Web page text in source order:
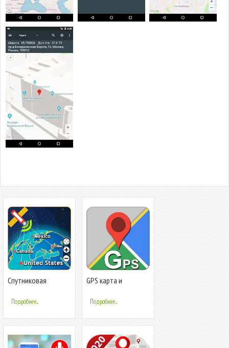
Спутниковая
карта маршрутов
Подробнее...
GPS карта и
Подробнее...